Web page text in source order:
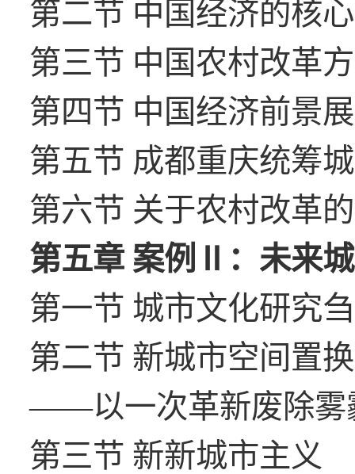
第二节 中国经济的核
第三节 中国农村改革
第四节 中国经济前景
第五节 成都重庆统筹
第六节 关于农村改革
第五章 案例Ⅱ：未来
第一节 城市文化研究
第二节 新城市空间置
——以一次革新废除雾
第三节 新新城市主义